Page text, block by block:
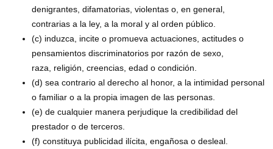
denigrantes, difamatorias, violentas o, en general,
contrarias a la ley, a la moral y al orden público.
(c) induzca, incite o promueva actuaciones, actitudes o
pensamientos discriminatorios por razón de sexo,
raza, religión, creencias, edad o condición.
(d) sea contrario al derecho al honor, a la intimidad personal
o familiar o a la propia imagen de las personas.
(e) de cualquier manera perjudique la credibilidad del
prestador o de terceros.
(f) constituya publicidad ilícita, engañosa o desleal.